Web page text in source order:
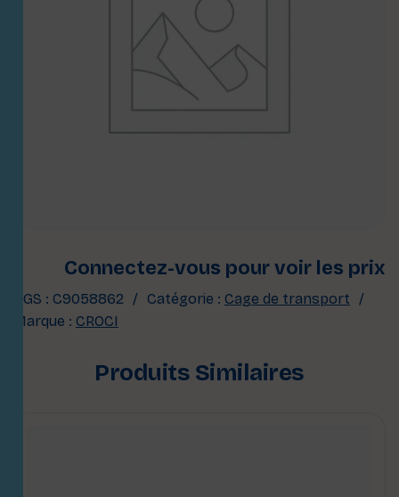
Connectez-vous pour voir les prix
UGS : C9058862 Catégorie : Cage de transport
Marque : CROCI
Produits Similaires